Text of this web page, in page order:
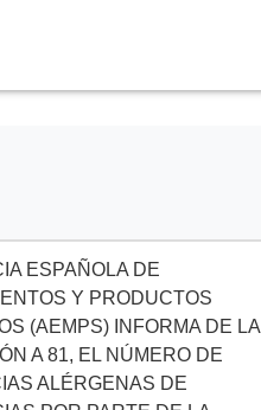
ESPAÑOLA DE
Y PRODUCTOS
(AEMPS) INFORMA DE LA
A 81, EL NÚMERO DE
ALÉRGENAS DE